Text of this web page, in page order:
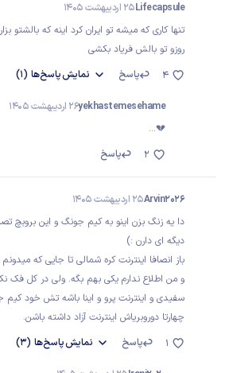
Lifecapsule25 اردیبهشت 1405
تنها کاری که میشه تو ایران کرد اینه که بالشتو
روزو تو بالش فریاد بکشی
پاسخ
نمایشپاسخ‌ها (1) 4
yekhastemesehame26 اردیبهشت 1405
💔...
پاسخ
2
Arvin202625 اردیبهشت 1405
دا یه زنگ بزن اینو به کیم جونگ و این بروبچ
دیگه ای دارن :)
باز انصافا اینترنت کره شمالی تا جایی که
و من اطلاع ندارم یکی بهم بگه. ولی در کل فک
سفیدی و اینترنت پرو و اینا باشه تش خود
چهارتا دوروبریاش اینترنت آزاد داشته باشن.
پاسخ
نمایشپاسخ‌ها (3) 1